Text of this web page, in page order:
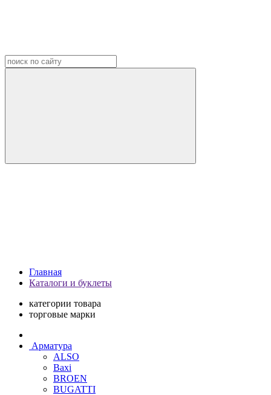
Главная
Каталоги и буклеты
категории товара
торговые марки
Арматура
ALSO
Baxi
BROEN
BUGATTI